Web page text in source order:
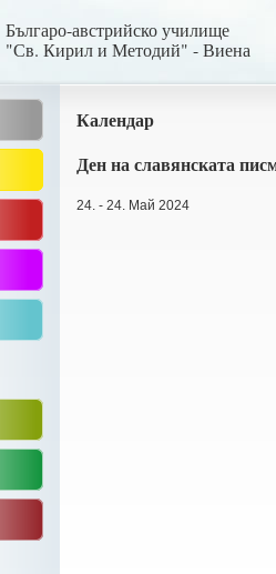
Българо-австрийско училище
"Св. Кирил и Методий" - Виена
Календар
Ден на славянската
24. - 24. Май 2024